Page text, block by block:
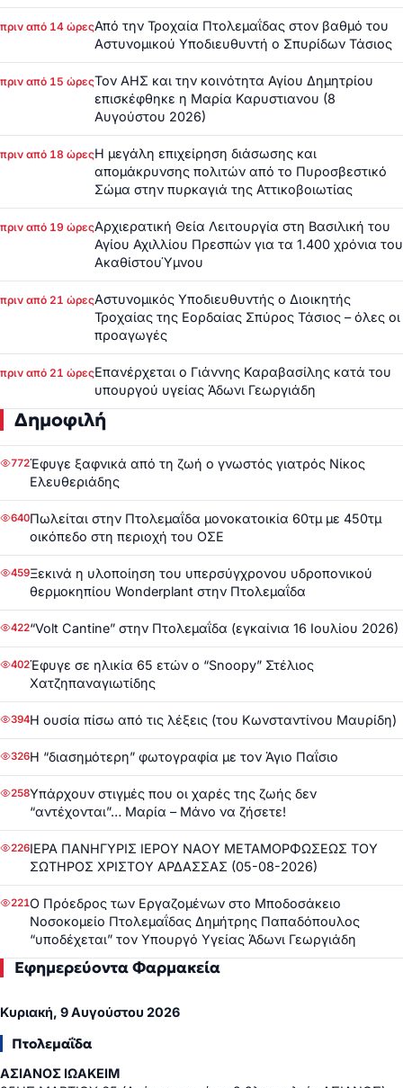
πριν από 14 ώρεςΑπό την Τροχαία Πτολεμαΐδας στον βαθμό του
Αστυνομικού Υποδιευθυντή ο Σπυρίδων Τάσιος
πριν από 15 ώρεςΤον ΑΗΣ και την κοινότητα Αγίου Δημητρίου
επισκέφθηκε η Μαρία Καρυστιανου (8
Αυγούστου 2026)
πριν από 18 ώρεςΗ μεγάλη επιχείρηση διάσωσης και
απομάκρυνσης πολιτών από το Πυροσβεστικό
Σώμα στην πυρκαγιά της Αττικοβοιωτίας
πριν από 19 ώρεςΑρχιερατική Θεία Λειτουργία στη Βασιλική του
Αγίου Αχιλλίου Πρεσπών για τα 1.400 χρόνια του
ΑκαθίστουΎμνου
πριν από 21 ώρεςΑστυνομικός Υποδιευθυντής ο Διοικητής
Τροχαίας της Εορδαίας Σπύρος Τάσιος – όλες οι
προαγωγές
πριν από 21 ώρεςΕπανέρχεται ο Γιάννης Καραβασίλης κατά του
υπουργού υγείας Άδωνι Γεωργιάδη
Δημοφιλή
772Έφυγε ξαφνικά από τη ζωή ο γνωστός γιατρός Νίκος
Ελευθεριάδης
640Πωλείται στην Πτολεμαΐδα μονοκατοικία 60τμ με 450τμ
οικόπεδο στη περιοχή του ΟΣΕ
459Ξεκινά η υλοποίηση του υπερσύγχρονου υδροπονικού
θερμοκηπίου Wonderplant στην Πτολεμαΐδα
422“Volt Cantine” στην Πτολεμαΐδα (εγκαίνια 16 Ιουλίου 2026)
402Έφυγε σε ηλικία 65 ετών ο “Snoopy” Στέλιος
Χατζηπαναγιωτίδης
394Η ουσία πίσω από τις λέξεις (του Κωνσταντίνου Μαυρίδη)
326Η “διασημότερη” φωτογραφία με τον Άγιο Παΐσιο
258Υπάρχουν στιγμές που οι χαρές της ζωής δεν
“αντέχονται”… Μαρία – Μάνο να ζήσετε!
226ΙΕΡΑ ΠΑΝΗΓΥΡΙΣ ΙΕΡΟΥ ΝΑΟΥ ΜΕΤΑΜΟΡΦΩΣΕΩΣ ΤΟΥ
ΣΩΤΗΡΟΣ ΧΡΙΣΤΟΥ ΑΡΔΑΣΣΑΣ (05-08-2026)
221Ο Πρόεδρος των Εργαζομένων στο Μποδοσάκειο
Νοσοκομείο Πτολεμαΐδας Δημήτρης Παπαδόπουλος
“υποδέχεται” τον Υπουργό Υγείας Άδωνι Γεωργιάδη
Εφημερεύοντα Φαρμακεία
Κυριακή, 9 Αυγούστου 2026
Πτολεμαΐδα
ΑΣΙΑΝΟΣ ΙΩΑΚΕΙΜ